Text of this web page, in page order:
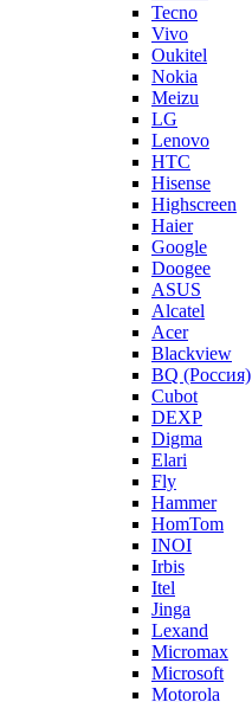
Tecno
Vivo
Oukitel
Nokia
Meizu
LG
Lenovo
HTC
Hisense
Highscreen
Haier
Google
Doogee
ASUS
Alcatel
Acer
Blackview
BQ (Россия)
Cubot
DEXP
Digma
Elari
Fly
Hammer
HomTom
INOI
Irbis
Itel
Jinga
Lexand
Micromax
Microsoft
Motorola